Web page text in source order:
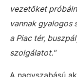
vezetőket
vannak gyalogos
a Piac tér,
szolgálatot."